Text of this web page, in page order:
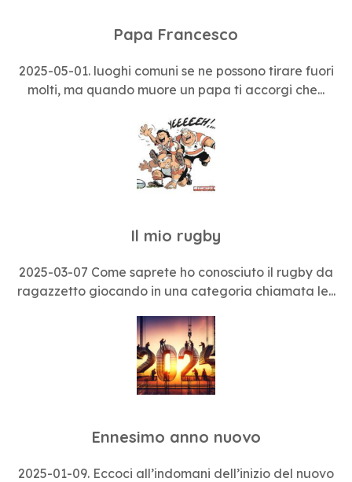
Papa Francesco
2025-05-01. luoghi comuni se ne possono tirare fuori
molti, ma quando muore un papa ti accorgi che...
Il mio rugby
2025-03-07 Come saprete ho conosciuto il rugby da
ragazzetto giocando in una categoria chiamata le...
Ennesimo anno nuovo
2025-01-09. Eccoci all’indomani dell’inizio del nuovo